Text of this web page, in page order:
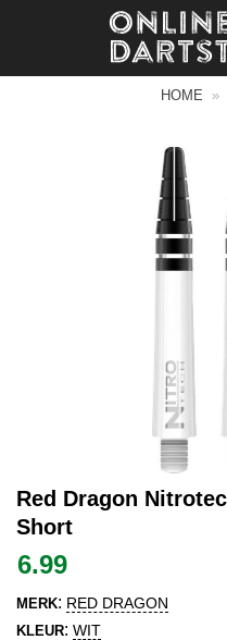
HOME »
Red Dragon
Short
6.99
MERK: RED DRAGON
KLEUR: WIT